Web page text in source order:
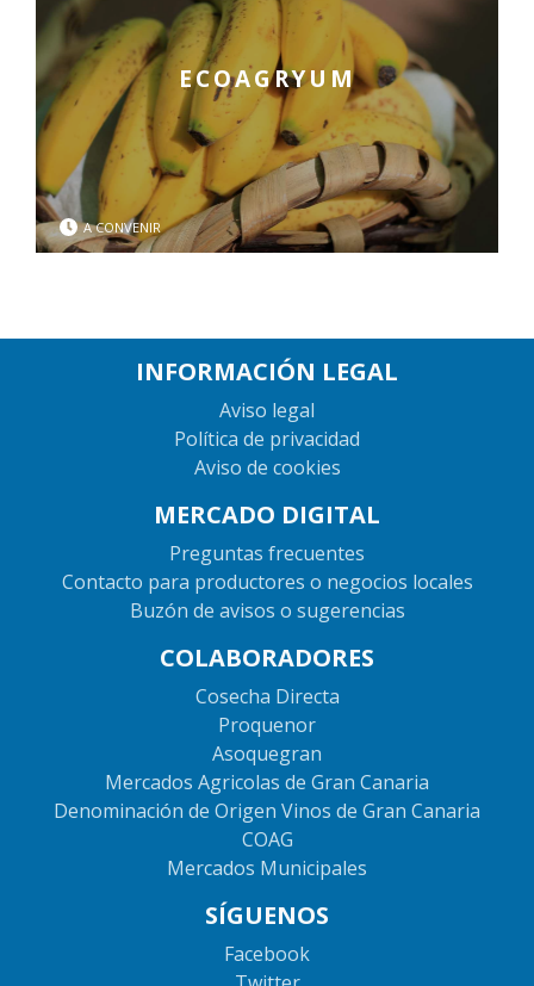
ECOAGRYUM
A CONVENIR
INFORMACIÓN LEGAL
Aviso legal
Política de privacidad
Aviso de cookies
MERCADO DIGITAL
Preguntas frecuentes
Contacto para productores o negocios locales
Buzón de avisos o sugerencias
COLABORADORES
Cosecha Directa
Proquenor
Asoquegran
Mercados Agricolas de Gran Canaria
Denominación de Origen Vinos de Gran Canaria
COAG
Mercados Municipales
SÍGUENOS
Facebook